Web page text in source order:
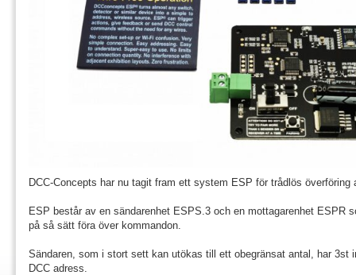
DCC-Concepts har nu tagit fram ett system ESP för trådlös överföring
ESP består av en sändarenhet ESPS.3 och en mottagarenhet ESPR
på så sätt föra över kommandon.
Sändaren, som i stort sett kan utökas till ett obegränsat antal, har 3st
DCC adress.